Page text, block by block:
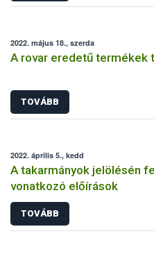
2022. május 18., szerda
A rovar eredetű termékek
TOVÁBB
2022. április 5., kedd
A takarmányok jelölésén
vonatkozó előírások
TOVÁBB